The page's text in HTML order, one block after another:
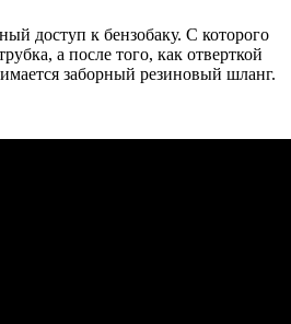
доступ к бензобаку. С которого
а после того, как отверткой
заборный резиновый шланг.